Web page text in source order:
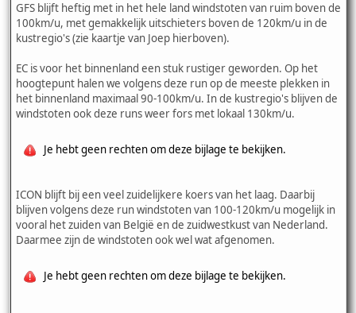
GFS blijft heftig met in het hele land windstoten van ruim boven de
100km/u, met gemakkelijk uitschieters boven de 120km/u in de
kustregio's (zie kaartje van Joep hierboven).
EC is voor het binnenland een stuk rustiger geworden. Op het
hoogtepunt halen we volgens deze run op de meeste plekken in
het binnenland maximaal 90-100km/u. In de kustregio's blijven de
windstoten ook deze runs weer fors met lokaal 130km/u.
Je hebt geen rechten om deze bijlage te bekijken.
ICON blijft bij een veel zuidelijkere koers van het laag. Daarbij
blijven volgens deze run windstoten van 100-120km/u mogelijk in
vooral het zuiden van België en de zuidwestkust van Nederland.
Daarmee zijn de windstoten ook wel wat afgenomen.
Je hebt geen rechten om deze bijlage te bekijken.